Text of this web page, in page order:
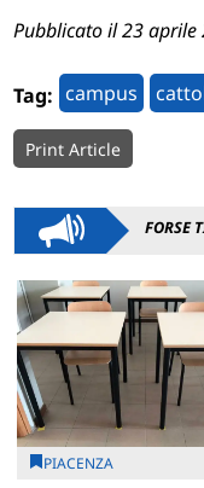
Pubblicato il 23 aprile
Tag: campus
Print Article
FORSE
PIACENZA